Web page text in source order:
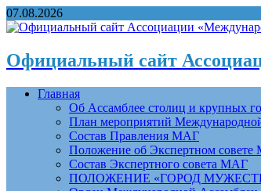
07.08.2026
Официальный сайт
Главная
Об Ассамблее столиц и крупных
План мероприятий
Состав Правления МАГ
Положение об Экспертном
Состав Экспертного совета МАГ
ПОЛОЖЕНИЕ «ГОРОД